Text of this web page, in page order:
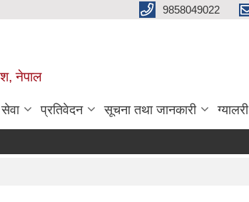
9858049022
नेपाल
प्रतिवेदन सूचना तथा जानकारी ग्यालरी